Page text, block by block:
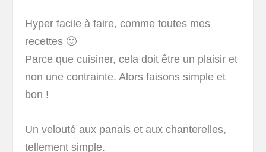
Hyper facile à faire, comme toutes mes
recettes 🙂
Parce que cuisiner, cela doit être un plaisir et
non une contrainte. Alors faisons simple et
bon !
Un velouté aux panais et aux chanterelles,
tellement simple.